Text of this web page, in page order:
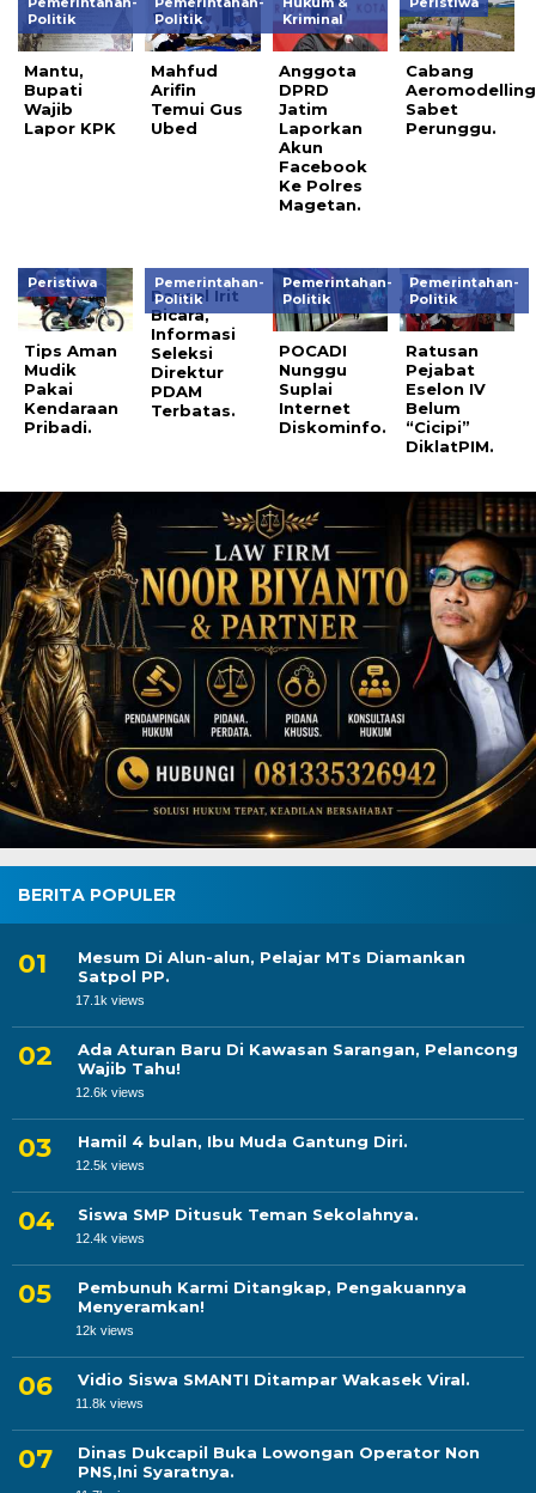
Pemerintahan-
Politik
Mantu,
Bupati
Wajib
Lapor KPK
Pemerintahan-
Politik
Mahfud
Arifin
Temui Gus
Hukum &
Kriminal
Anggota
DPRD
Jatim
Laporkan
Akun
Facebook
Ke Polres
Magetan.
Peristiwa
Cabang
Aeromodelling
Sabet
Perunggu.
Peristiwa
Tips Aman
Mudik
Pakai
Kendaraan
Pemerintahan-
Politik
Pansel Irit
Bicara,
Informasi
Seleksi
Direktur
PDAM
Pemerintahan-
Politik
POCADI
Nunggu
Suplai
Internet
Pemerintahan-
Politik
Ratusan
Pejabat
Eselon IV
Belum
“Cicipi”
Mesum Di Alun-alun, Pelajar MTs Diamankan
Satpol PP.
Ada Aturan Baru Di Kawasan Sarangan, Pelancong
Wajib Tahu!
Hamil 4 bulan, Ibu Muda Gantung Diri.
Siswa SMP Ditusuk Teman Sekolahnya.
Pembunuh Karmi Ditangkap, Pengakuannya
Menyeramkan!
Vidio Siswa SMANTI Ditampar Wakasek Viral.
Dinas Dukcapil Buka Lowongan Operator Non
PNS,Ini Syaratnya.